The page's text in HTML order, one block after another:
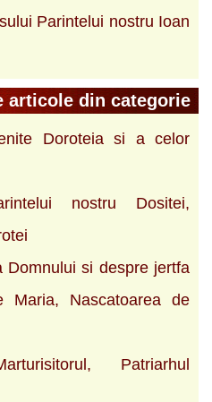
Parintelui nostru Ioan
articole din categorie
Doroteia si a celor
nostru Dositei,
Domnului si despre jertfa
Maria, Nascatoarea de
Patriarhul